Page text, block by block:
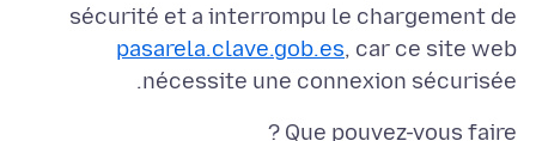
sécurité et a interrompu le chargement de
pasarela.clave.gob.es, car ce site web
nécessite une connexion sécurisée.
Que pouvez-vous faire ?